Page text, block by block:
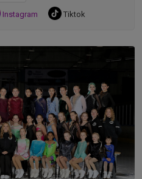
Instagram Tiktok